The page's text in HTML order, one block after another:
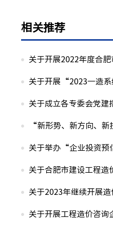
相关推荐
关于开展2022年度合
关于开展“2023一造
关于成立各专委会党建
“新形势、新方向、
关于举办“企业投资预
关于合肥市建设工程造
关于2023年继续开展
关于开展工程造价咨询